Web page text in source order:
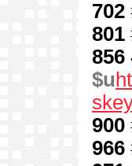
702
801
856
$u
900
966